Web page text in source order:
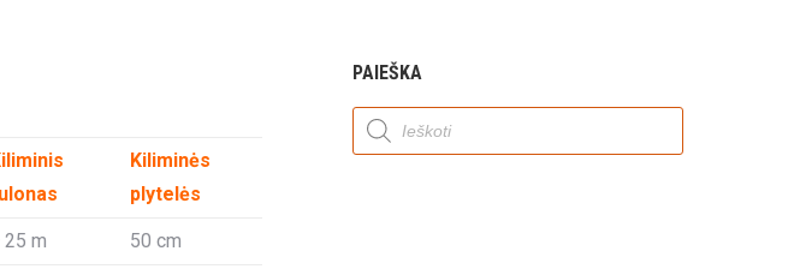
Kiliminės
plytelės
25 m 50 cm
PAIEŠKA
Products
search